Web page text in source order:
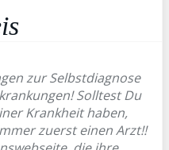
zur Selbstdiagnose
Solltest Du
Krankheit haben,
zuerst einen Arzt!!